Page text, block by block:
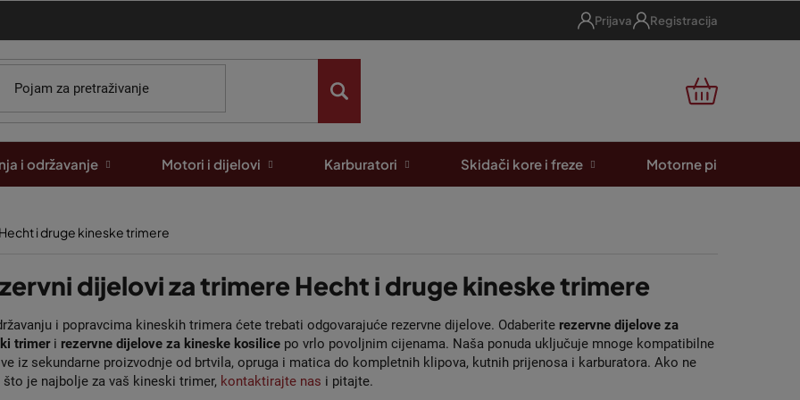
Prijava Registracija
KOŠARICA
i održavanje Motori i dijelovi Karburatori Skidači kore i freze Motorne pile
i druge kineske trimere
dijelovi za trimere Hecht i druge kineske trimere
i popravcima kineskih trimera ćete trebati odgovarajuće rezervne dijelove. Odaberite rezervne dijelove za
trimeri rezervne dijelove za kineske kosilice po vrlo povoljnim cijenama. Naša ponuda uključuje mnoge kompatibilne
iz sekundarne proizvodnje od brtvila, opruga i matica do kompletnih klipova, kutnih prijenosa i karburatora. Ako ne
što je najbolje za vaš kineski trimer, kontaktirajte nas i pitajte.